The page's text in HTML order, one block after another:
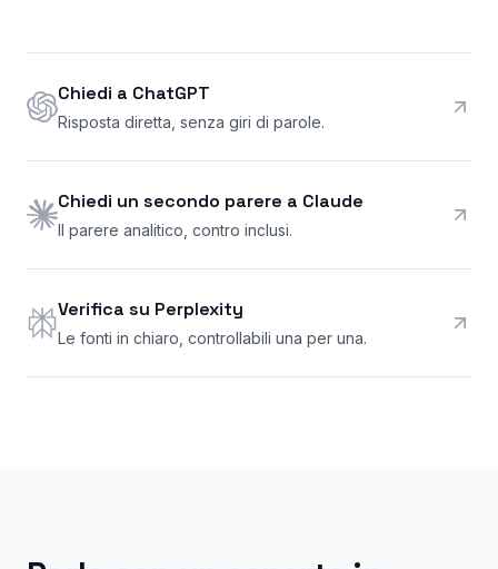
Chiedi a ChatGPT
Risposta diretta, senza giri di parole.
Chiedi un secondo parere a Claude
Il parere analitico, contro inclusi.
Verifica su Perplexity
Le fonti in chiaro, controllabili una per una.